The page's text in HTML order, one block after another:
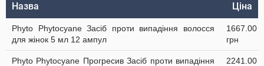
Назва Ціна
Phyto Phytocyane Засіб проти випадіння волосся
для жінок 5 мл 12 ампул
1667.00
грн
Phyto Phytocyane Прогресив Засіб проти випадіння
2241.00